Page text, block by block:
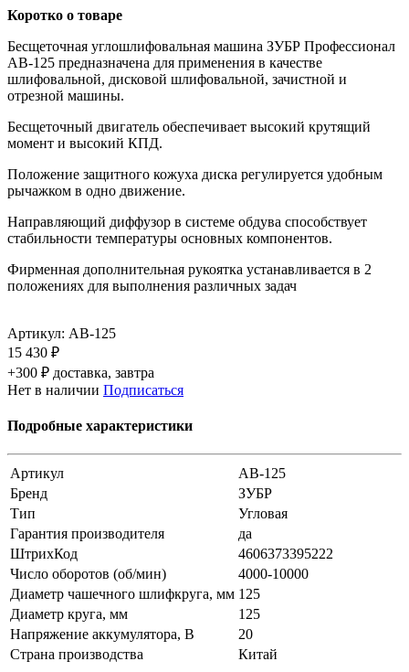
Коротко о товаре
Бесщеточная углошлифовальная машина ЗУБР Профессионал
AB-125 предназначена для применения в качестве
шлифовальной, дисковой шлифовальной, зачистной и
отрезной машины.
Бесщеточный двигатель обеспечивает высокий крутящий
момент и высокий КПД.
Положение защитного кожуха диска регулируется удобным
рычажком в одно движение.
Направляющий диффузор в системе обдува способствует
стабильности температуры основных компонентов.
Фирменная дополнительная рукоятка устанавливается в 2
положениях для выполнения различных задач
Артикул: AB-125
15 430 ₽
+300 ₽ доставка, завтра
Нет в наличии Подписаться
Подробные характеристики
Артикул
AB-125
Бренд
ЗУБР
Тип
Угловая
Гарантия производителя
да
ШтрихКод
4606373395222
Число оборотов (об/мин)
4000-10000
Диаметр чашечного шлифкруга, мм 125
Диаметр круга, мм
125
Напряжение аккумулятора, В
20
Страна производства
Китай